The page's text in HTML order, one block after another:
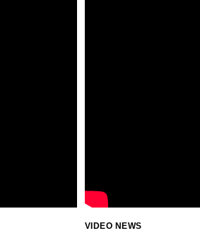
VIDEO NEWS